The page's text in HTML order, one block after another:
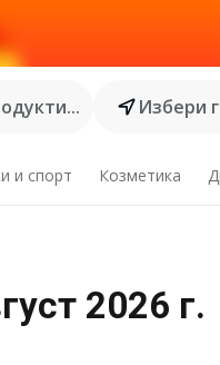
Избери
и спорт Козметика
2026 г.